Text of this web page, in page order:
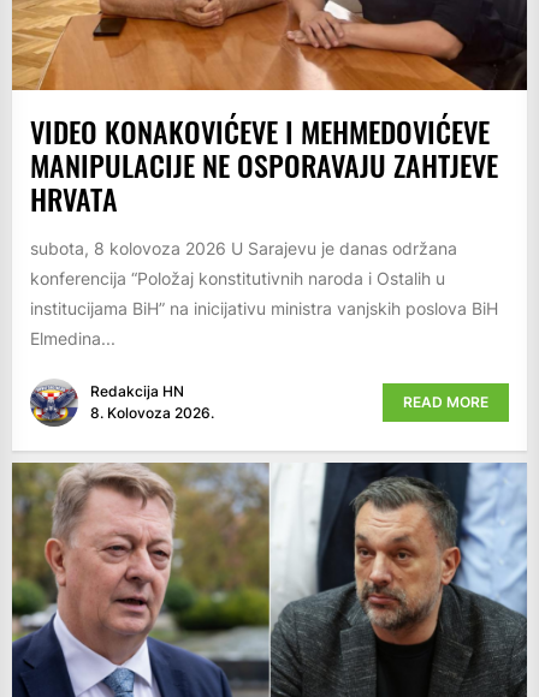
VIDEO KONAKOVIĆEVE I MEHMEDOVIĆEVE
MANIPULACIJE NE OSPORAVAJU ZAHTJEVE
HRVATA
subota, 8 kolovoza 2026 U Sarajevu je danas održana
konferencija “Položaj konstitutivnih naroda i Ostalih u
institucijama BiH” na inicijativu ministra vanjskih poslova BiH
Elmedina...
Redakcija HN
8. Kolovoza 2026.
READ MORE